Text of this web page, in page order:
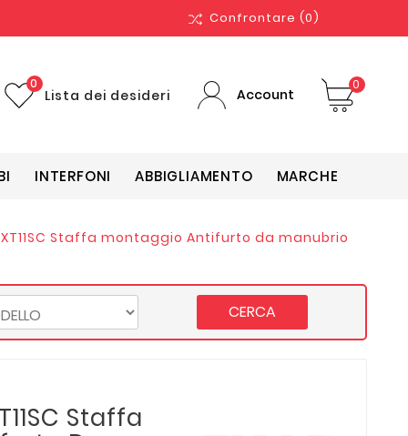
Confrontare (0)
Lista dei desideri
0
Account
0
INTERFONI ABBIGLIAMENTO MARCHE
Staffa montaggio Antifurto da manubrio
CERCA
Staffa